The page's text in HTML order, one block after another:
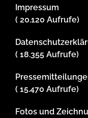
Impressum
( 20.120 Aufrufe)
( 18.355 Aufrufe)
( 15.470 Aufrufe)
Fotos und